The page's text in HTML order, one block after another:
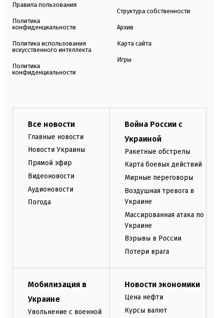
Правила пользования
Политика
конфиденциальности
Политика использования
искусственного интеллекта
Политика
конфиденциальности
Структура собственности
Архив
Карта сайта
Игры
Все новости
Главные новости
Новости Украины
Прямой эфир
Видеоновости
Аудионовости
Погода
Война России с
Украиной
Ракетные обстрелы
Карта боевых действий
Мирные переговоры
Воздушная тревога в
Украине
Массированная атака по
Украине
Взрывы в России
Потери врага
Мобилизация в
Украине
Увольнение с военной
Новости экономики
Цена нефти
Курсы валют